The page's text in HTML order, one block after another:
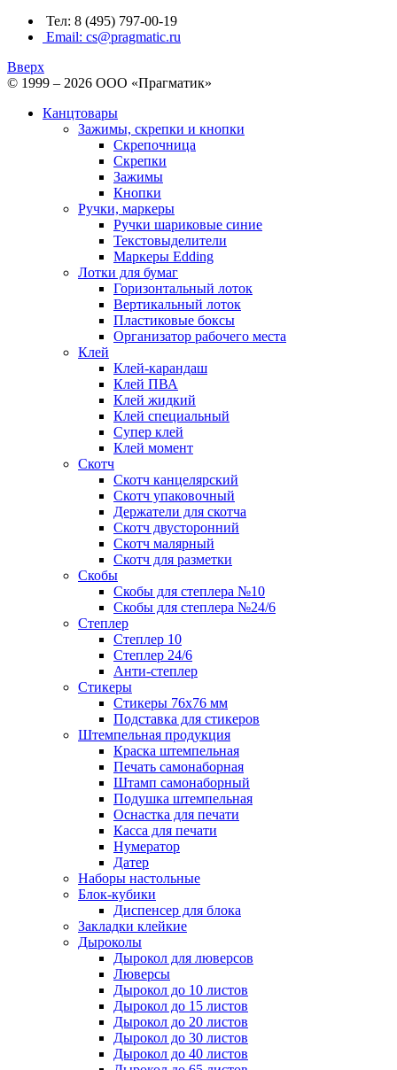
Тел: 8 (495) 797-00-19
Email: cs@pragmatic.ru
Вверх
© 1999 – 2026 ООО «Прагматик»
Канцтовары
Зажимы, скрепки и кнопки
Скрепочница
Скрепки
Зажимы
Кнопки
Ручки, маркеры
Ручки шариковые синие
Текстовыделители
Маркеры Edding
Лотки для бумаг
Горизонтальный лоток
Вертикальный лоток
Пластиковые боксы
Организатор рабочего места
Клей
Клей-карандаш
Клей ПВА
Клей жидкий
Клей специальный
Супер клей
Клей момент
Скотч
Скотч канцелярский
Скотч упаковочный
Держатели для скотча
Скотч двусторонний
Скотч малярный
Скотч для разметки
Скобы
Скобы для степлера №10
Скобы для степлера №24/6
Степлер
Степлер 10
Степлер 24/6
Анти-степлер
Стикеры
Стикеры 76x76 мм
Подставка для стикеров
Штемпельная продукция
Краска штемпельная
Печать самонаборная
Штамп самонаборный
Подушка штемпельная
Оснастка для печати
Касса для печати
Нумератор
Датер
Наборы настольные
Блок-кубики
Диспенсер для блока
Закладки клейкие
Дыроколы
Дырокол для люверсов
Люверсы
Дырокол до 10 листов
Дырокол до 15 листов
Дырокол до 20 листов
Дырокол до 30 листов
Дырокол до 40 листов